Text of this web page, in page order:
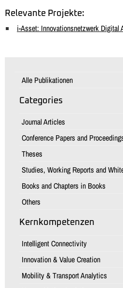
Relevante Projekte:
i-Asset: Innovationsnetzwerk Digital
Alle Publikationen
Categories
Journal Articles
Conference Papers and
Theses
Studies, Working Reports and
Books and Chapters in Books
Others
Kernkompetenzen
Intelligent Connectivity
Innovation & Value Creation
Mobility & Transport Analytics